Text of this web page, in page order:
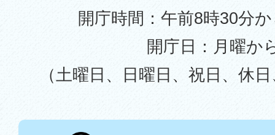
開庁時間：午前8時30分
開庁日：月曜か
（土曜日、日曜日、祝日、休